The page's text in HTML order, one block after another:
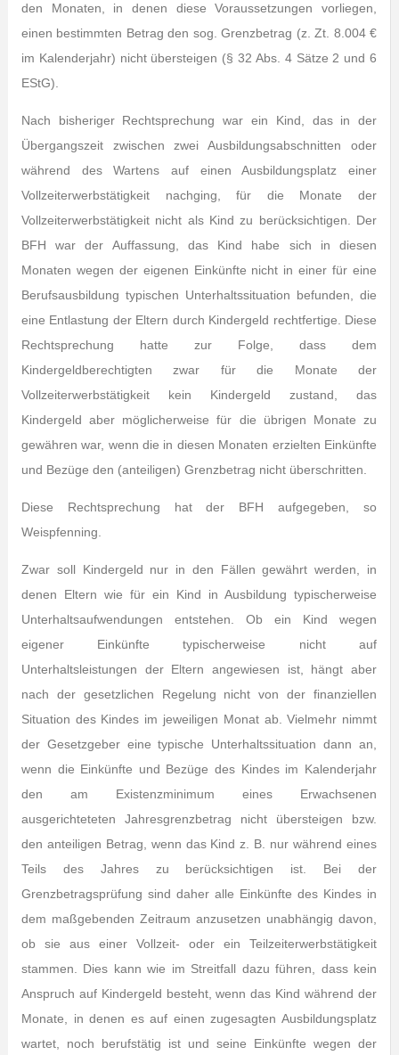
den Monaten, in denen diese Voraussetzungen vorliegen,
einen bestimmten Betrag den sog. Grenzbetrag (z. Zt. 8.004 €
im Kalenderjahr) nicht übersteigen (§ 32 Abs. 4 Sätze 2 und 6
EStG).
Nach bisheriger Rechtsprechung war ein Kind, das in der
Übergangszeit zwischen zwei Ausbildungsabschnitten oder
während des Wartens auf einen Ausbildungsplatz einer
Vollzeiterwerbstätigkeit nachging, für die Monate der
Vollzeiterwerbstätigkeit nicht als Kind zu berücksichtigen. Der
BFH war der Auffassung, das Kind habe sich in diesen
Monaten wegen der eigenen Einkünfte nicht in einer für eine
Berufsausbildung typischen Unterhaltssituation befunden, die
eine Entlastung der Eltern durch Kindergeld rechtfertige. Diese
Rechtsprechung hatte zur Folge, dass dem
Kindergeldberechtigten zwar für die Monate der
Vollzeiterwerbstätigkeit kein Kindergeld zustand, das
Kindergeld aber möglicherweise für die übrigen Monate zu
gewähren war, wenn die in diesen Monaten erzielten Einkünfte
und Bezüge den (anteiligen) Grenzbetrag nicht überschritten.
Diese Rechtsprechung hat der BFH aufgegeben, so
Weispfenning.
Zwar soll Kindergeld nur in den Fällen gewährt werden, in
denen Eltern wie für ein Kind in Ausbildung typischerweise
Unterhaltsaufwendungen entstehen. Ob ein Kind wegen
eigener Einkünfte typischerweise nicht auf
Unterhaltsleistungen der Eltern angewiesen ist, hängt aber
nach der gesetzlichen Regelung nicht von der finanziellen
Situation des Kindes im jeweiligen Monat ab. Vielmehr nimmt
der Gesetzgeber eine typische Unterhaltssituation dann an,
wenn die Einkünfte und Bezüge des Kindes im Kalenderjahr
den am Existenzminimum eines Erwachsenen
ausgerichteteten Jahresgrenzbetrag nicht übersteigen bzw.
den anteiligen Betrag, wenn das Kind z. B. nur während eines
Teils des Jahres zu berücksichtigen ist. Bei der
Grenzbetragsprüfung sind daher alle Einkünfte des Kindes in
dem maßgebenden Zeitraum anzusetzen unabhängig davon,
ob sie aus einer Vollzeit- oder ein Teilzeiterwerbstätigkeit
stammen. Dies kann wie im Streitfall dazu führen, dass kein
Anspruch auf Kindergeld besteht, wenn das Kind während der
Monate, in denen es auf einen zugesagten Ausbildungsplatz
wartet, noch berufstätig ist und seine Einkünfte wegen der